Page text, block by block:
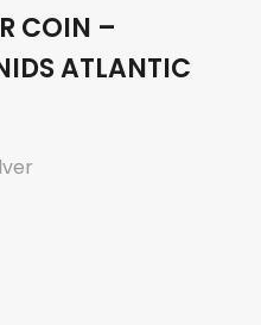
COIN –
ATLANTIC